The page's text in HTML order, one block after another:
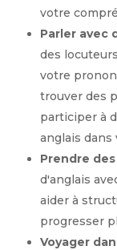
votre
Parler avec
des
votre
trouver des
participer à
anglais dans
Prendre
d'anglais
aider à
progresser
Voyager